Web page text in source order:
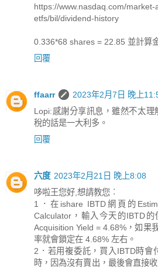
https://www.nasdaq.com/
etfs/bil/dividend-history
0.336*68 shares = 22.85 並計算
回覆
ffaarr
2023年2月7日 晚上
Lopi:感謝分享訊息，雖然不太理
稅的話是一大利多。
回覆
六度 2023年2月21日 晚上8:08
哆啦王您好,想請教您︰
1．在ishare IBTD網頁的
Calculator，輸入今天的IBTD
Acquisition Yield = 4.68%，如果
率就會鎖定在 4.68% 左右。
2．若用複委託，買入IBTD時會
時，因為沒有賣出，最後會直接